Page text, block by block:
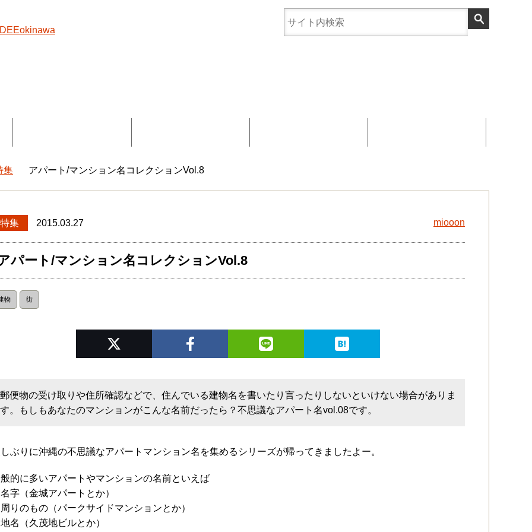
トップ
集 アパート/マンション名コレクションVol.8
特集 2015.03.27 miooon
パート/マンション名コレクションVol.8
物 街
郵便物の受け取りや住所確認などで、住んでいる建物名を書いたり言ったりしないといけない場合がありま
す。もしもあなたのマンションがこんな名前だったら？不思議なアパート名vol.08です。
ぶりに沖縄の不思議なアパートマンション名を集めるシリーズが帰ってきましたよー。
的に多いアパートやマンションの名前といえば
字（金城アパートとか）
りのもの（パークサイドマンションとか）
名（久茂地ビルとか）